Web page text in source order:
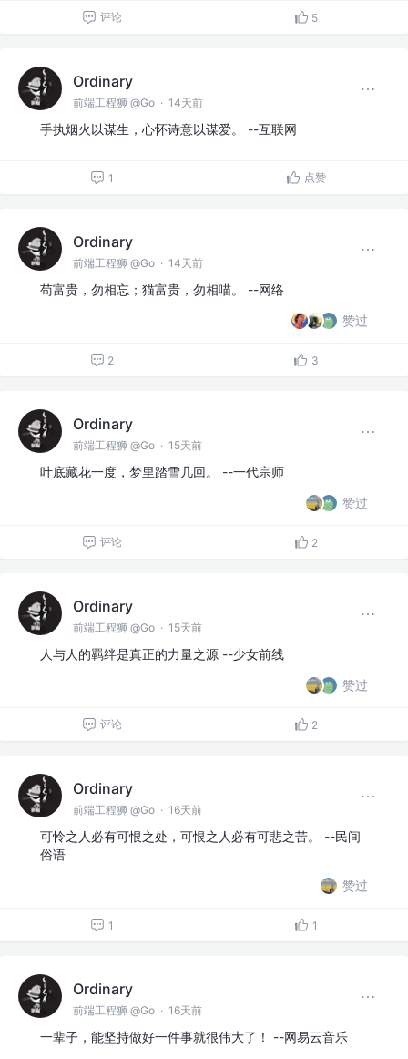
评论 5
Ordinary
前端工程狮 @Go · 14天前
手执烟火以谋生，心怀诗意以谋爱。 --互联网
1 点赞
Ordinary
前端工程狮 @Go · 14天前
苟富贵，勿相忘；猫富贵，勿相喵。 --网络
赞过
2 3
Ordinary
前端工程狮 @Go · 15天前
叶底藏花一度，梦里踏雪几回。 --一代宗师
赞过
评论 2
Ordinary
前端工程狮 @Go · 15天前
人与人的羁绊是真正的力量之源 --少女前线
赞过
评论 2
Ordinary
前端工程狮 @Go · 16天前
可怜之人必有可恨之处，可恨之人必有可悲之苦。 --民间
俗语
赞过
1 1
Ordinary
前端工程狮 @Go · 16天前
一辈子，能坚持做好一件事就很伟大了！ --网易云音乐